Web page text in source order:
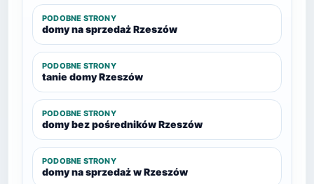
PODOBNE STRONY
domy na sprzedaż Rzeszów
PODOBNE STRONY
tanie domy Rzeszów
PODOBNE STRONY
domy bez pośredników Rzeszów
PODOBNE STRONY
domy na sprzedaż w Rzeszów